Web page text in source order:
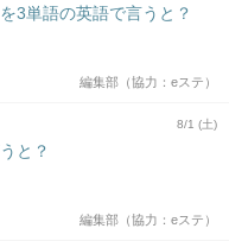
3単語の英語で言うと？
編集部（協力：eステ）
8/1 (土)
と？
編集部（協力：eステ）